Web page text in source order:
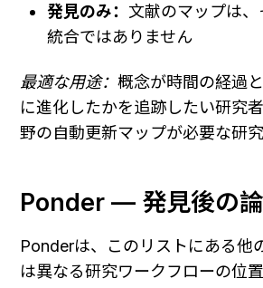
発見のみ：文献のマップは
統合ではありません
最適な用途： 概念が時間の経過
に進化したかを追跡したい研究
野の自動更新マップが必要な研究
Ponder — 発見後の
Ponderは、このリストにある他
は異なる研究ワークフローの位置